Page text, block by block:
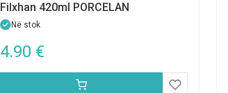
Filxhan 420ml PORCELAN
Në stok
4.90 €